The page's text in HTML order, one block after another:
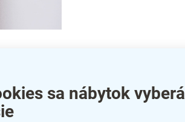
sa nábytok vyberá
vyklopením strany rámu.